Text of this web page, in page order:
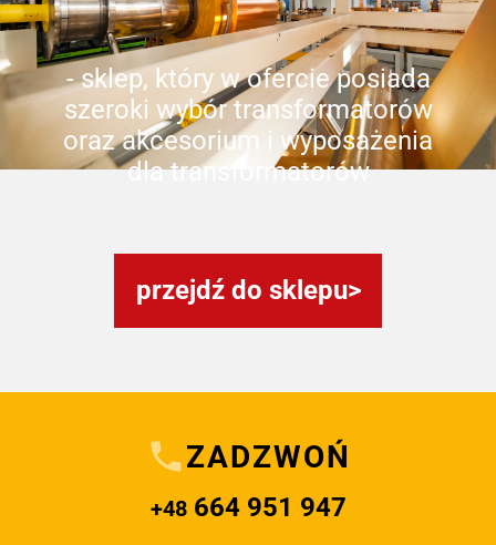
- sklep, który w ofercie posiada
szeroki wybór transformatorów
oraz akcesorium i wyposażenia
dla transformatorów
przejdź do sklepu
ZADZWOŃ
+48664 951 947